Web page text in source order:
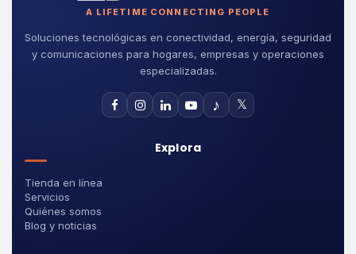
A LIFETIME CONNECTING PEOPLE
Soluciones tecnológicas en conectividad, energía, seguridad
y comunicaciones para hogares, empresas y operaciones
especializadas.
♪ 𝕏
Explora
Tienda en línea
Servicios
Quiénes somos
Blog y noticias